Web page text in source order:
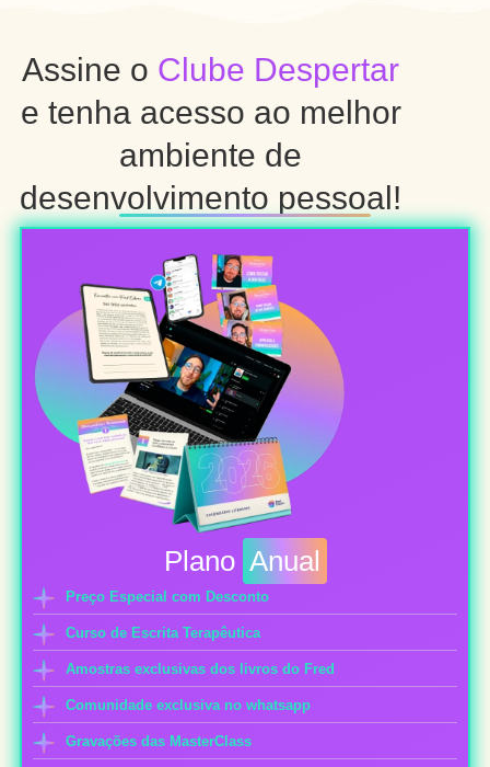
Assine o Clube Despertar
e tenha acesso ao melhor
ambiente de
desenvolvimento pessoal!
Plano Anual
Preço Especial com Desconto
Curso de Escrita Terapêutica
Amostras exclusivas dos livros do Fred
Comunidade exclusiva no whatsapp
Gravações das MasterClass